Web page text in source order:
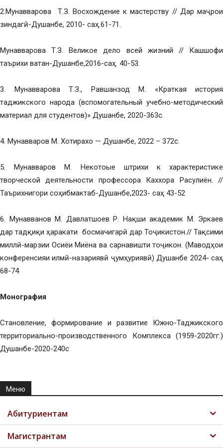
2.Мунавварова Т.З. Восхождение к мастерству // Дар маҷрои
зиндагӣ-Душанбе, 2010- саҳ.61-71.
Мунавварова Т.З. Великое дело всей жизний // Кашшофи
таърихи ватан-Душанбе,2016-саҳ. 40-53.
3. Мунавварова Т.З., Равшанзод М. «Краткая история
таджикского народа (вспомогательный учебно-методический
материал для студентов)» Душанбе, 2020-363с.
4. Мунавваров М. Хотирахо — Душанбе, 2022 – 372с.
5. Мунавваров М. Некотоые штрихи к характеристике
творческой деятельности профессора Каххора Расулиён. //
Таърихнигори соҳибмактаб-Душанбе,2023- саҳ 43-52
6. Мунавванов М. Давлатшоев Р. Нақши академик М. Эркаев
дар тадқиқи ҳаракати босмачигарӣ дар Тоҷикистон.// Тақсими
миллӣ-марзии Осиёи Миёна ва сарнавишти тоҷикон. (Маводҳои
конференсияи илмӣ-назариявӣ ҷумҳуриявӣ) Душанбе 2024- саҳ
68-74
Монография
Становление, формирование и развитие Южно-Таджикского
территориально-производственного Комплекса (1959-2020гг.)
Душанбе-2020-240с
Меню
Абитуриентам
Магистрантам